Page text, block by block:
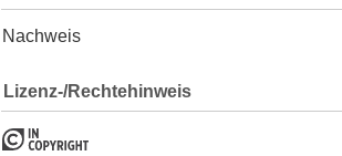
Nachweis
Lizenz-/Rechtehinweis